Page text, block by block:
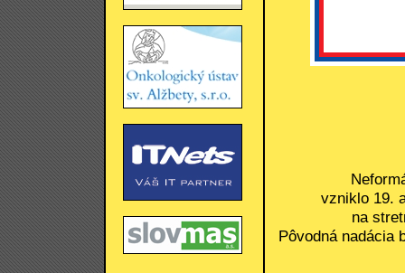
vzniklo 19.
na
Pôvodná nadácia